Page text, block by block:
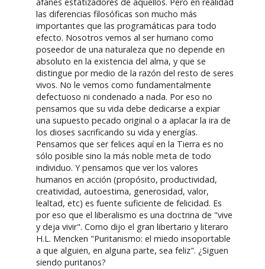
afanes estatizadores de aquellos. Pero en realidad
las diferencias filosóficas son mucho más
importantes que las programáticas para todo
efecto. Nosotros vemos al ser humano como
poseedor de una naturaleza que no depende en
absoluto en la existencia del alma, y que se
distingue por medio de la razón del resto de seres
vivos. No le vemos como fundamentalmente
defectuoso ni condenado a nada. Por eso no
pensamos que su vida debe dedicarse a expiar
una supuesto pecado original o a aplacar la ira de
los dioses sacrificando su vida y energías.
Pensamos que ser felices aquí en la Tierra es no
sólo posible sino la más noble meta de todo
individuo. Y pensamos que ver los valores
humanos en acción (propósito, productividad,
creatividad, autoestima, generosidad, valor,
lealtad, etc) es fuente suficiente de felicidad. Es
por eso que el liberalismo es una doctrina de "vive
y deja vivir". Como dijo el gran libertario y literaro
H.L. Mencken "Puritanismo: el miedo insoportable
a que alguien, en alguna parte, sea feliz". ¿Siguen
siendo puritanos?